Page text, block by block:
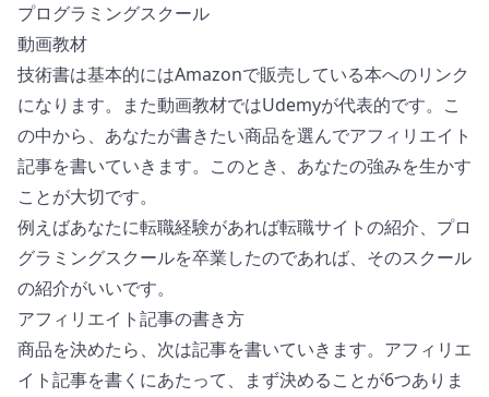
プログラミングスクール
動画教材
技術書は基本的にはAmazonで販売している本へのリンク
になります。また動画教材ではUdemyが代表的です。こ
の中から、あなたが書きたい商品を選んでアフィリエイト
記事を書いていきます。このとき、あなたの強みを生かす
ことが大切です。
例えばあなたに転職経験があれば転職サイトの紹介、プロ
グラミングスクールを卒業したのであれば、そのスクール
の紹介がいいです。
アフィリエイト記事の書き方
商品を決めたら、次は記事を書いていきます。アフィリエ
イト記事を書くにあたって、まず決めることが6つありま